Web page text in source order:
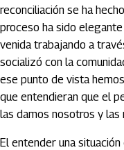
reconciliación se ha
proceso ha sido
venida trabajando a
socializó con la
ese punto de vista
que entendieran que el
las damos nosotros y las
El entender una